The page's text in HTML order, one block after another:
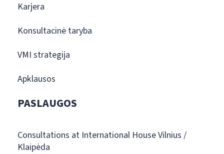
Karjera
Konsultacinė taryba
VMI strategija
Apklausos
PASLAUGOS
Consultations at International House Vilnius /
Klaipėda